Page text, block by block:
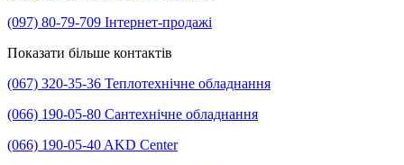
(097) 80-79-709 Інтернет-продажі
Показати більше контактів
(067) 320-35-36 Теплотехнічне обладнання
(066) 190-05-80 Сантехнічне обладнання
(066) 190-05-40 AKD Center